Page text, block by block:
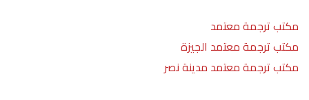
مكتب ترجمة معتمد
مكتب ترجمة معتمد الجيزة
مكتب ترجمة معتمد مدينة نصر